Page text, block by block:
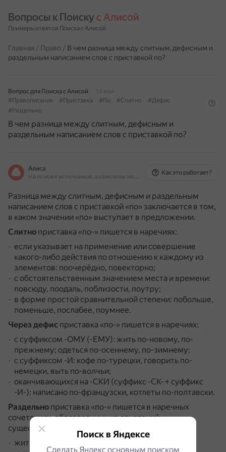
Вопросы к Поиску с Алисой
Примеры ответов Поиска с Алисой
Главная / Право / В чем разница между слитным, дефисным и
раздельным написанием слов с приставкой по?
Вопрос для Поиска с Алисой
14 мая
#Правописание
#Приставка #По #Слитно
#Дефис
#Раздельно
В чем разница между слитным, дефисным и
раздельным написанием слов с приставкой по?
Алиса
На основе источников, возможны неточности
Как это работает?
Разница между слитным, дефисным и раздельным
написанием слов с приставкой «по» заключается в том,
в каком значении «по» выступает в предложении.
Слитно приставка «по-» пишется в наречиях:
если указывает на применение или совершение
какого-либо действия по отношению к каждому из
элементов: поочерёдно, повекторно;
с обстоятельственным значением места и времени:
повсюду, поодаль, поблизости, поутру;
в форме простой сравнительной степени: побольше,
поменьше, послабее, поумнее.
Через дефис приставка «по-» пишется в наречиях:
с суффиксом -ОМУ (-ЕМУ): жить по-новому, по-
прежнему; одеться по-осеннему, по-зимнему;
с суффиксом -И: кофе по-турецки, говорить по-
немецки, выть по-волчьи;
оканчивающихся на -СКИ (суффикс -СК- + суффикс
-И-): написано по-французски, котлеты по-полтавски.
Раздельно приставка «по-» пишется в наречных
сочетаниях, образованных из сочетаний
существительных с предлогом:
жить по старинке, ходить по струнке;
Поиск в Яндексе
Сделать Яндекс основным поиском